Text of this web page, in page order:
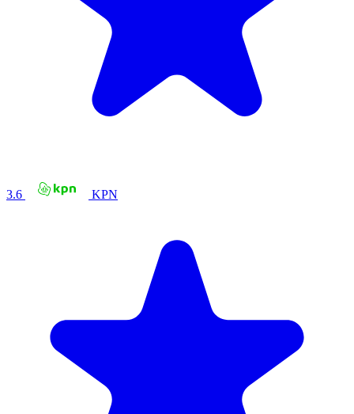
3.6 KPN